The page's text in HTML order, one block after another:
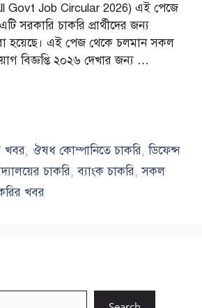
Govt Job Circular 2026) এই পেজে
সরকারি চাকরি প্রার্থীদের জন্য
হয়েছে। এই পেজ থেকে চলমান সকল
বিজ্ঞপ্তি ২০২৬ দেখার জন্য …
খবর, ঔষধ কোম্পানিতে চাকরি,ডিফেন্স
চাকরি,ব্যাংক চাকরি,সকল
খবর